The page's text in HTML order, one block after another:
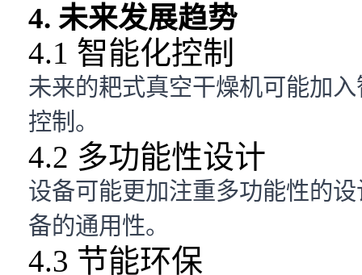
4. 未来发展趋势
4.1 智能化控制
未来的耙式真空干燥机可能加
控制。
4.2 多功能性设计
设备可能更加注重多功能性的
备的通用性。
4.3 节能环保